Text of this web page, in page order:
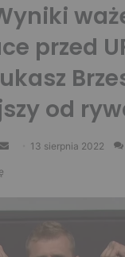
przed
od
Send 13 sierpnia 2022